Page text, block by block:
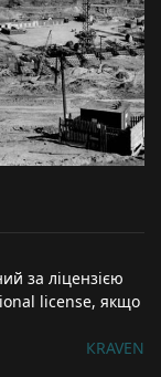
за ліцензією
license, якщо
КRAVEN